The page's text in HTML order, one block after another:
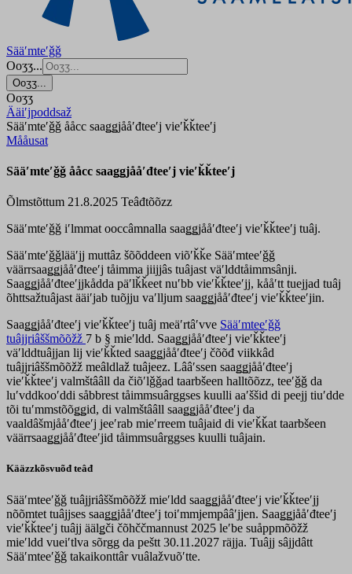
Sääʹmteʹǧǧ
Ooʒʒ...
Ooʒʒ...
Ooʒʒ
Ääiʹjpoddsaž
Sääʹmteʹǧǧ ååcc saaǥǥjååʹđteeʹj vieʹǩǩteeʹj
Mååusat
Sääʹmteʹǧǧ ååcc saaǥǥjååʹđteeʹj vieʹǩǩteeʹj
Õlmstõttum 21.8.2025 Teâđtõõzz
Sääʹmteʹǧǧ iʹlmmat ooccâmnalla saaǥǥjååʹđteeʹj vieʹǩǩteeʹj tuâj.
Sääʹmteʹǧǧlääʹjj muttâz šõõddeen viõʹǩǩe Sääʹmteeʹǧǧ
väärrsaaǥǥjååʹđteeʹj tåimma jiijjâs tuâjast väʹlddtåimmsânji.
Saaǥǥjååʹđteeʹjjkådda päʹlǩǩeet nuʹbb vieʹǩǩteeʹjj, kååʹtt tuejjad tuâj
õhttsažtuâjast ääiʹjab tuõjju vaʹlljum saaǥǥjååʹđteeʹj vieʹǩǩteeʹjin.
Saaǥǥjååʹđteeʹj vieʹǩǩteeʹj tuâj meäʹrtâʹvve Sääʹmteeʹǧǧ
tuâjjriâššmõõžž 7 b § mieʹldd. Saaǥǥjååʹđteeʹj vieʹǩǩteeʹj
väʹlddtuâjjan lij vieʹǩǩted saaǥǥjååʹđteeʹj čõõđ viikkâd
tuâjjriâššmõõžž meâldlaž tuâjeez. Lââʹssen saaǥǥjååʹđteeʹj
vieʹǩǩteeʹj valmštââll da čiõʹlǧǧad taarbšeen halltõõzz, teeʹǧǧ da
luʹvddkooʹddi såbbrest tåimmsuârggses kuulli aaʹššid di peejj tiuʹdde
tõi tuʹmmstõõǥǥid, di valmštââll saaǥǥjååʹđteeʹj da
vaaldâšmjååʹđteeʹj jeeʹrab mieʹrreem tuâjaid di vieʹǩǩat taarbšeen
väärrsaaǥǥjååʹđteeʹjid tåimmsuârggses kuulli tuâjain.
Kääzzkõsvuõđ teâđ
Sääʹmteeʹǧǧ tuâjjriâššmõõžž mieʹldd saaǥǥjååʹđteeʹj vieʹǩǩteeʹjj
nõõmtet tuâjjses saaǥǥjååʹđteeʹj toiʹmmjempââʹjjen. Saaǥǥjååʹđteeʹj
vieʹǩǩteeʹj tuâjj äälǥči čõhččmannust 2025 leʹbe suåppmõõžž
mieʹldd vueiʹtlva sõrgg da peštt 30.11.2027 räjja. Tuâjj sâjjdâtt
Sääʹmteeʹǧǧ takaikonttâr vuâlažvuõʹtte.